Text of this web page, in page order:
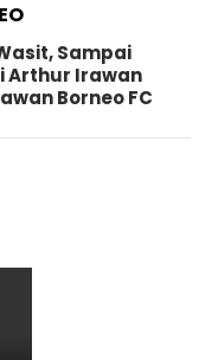
Sampai
Arthur Irawan
Borneo FC